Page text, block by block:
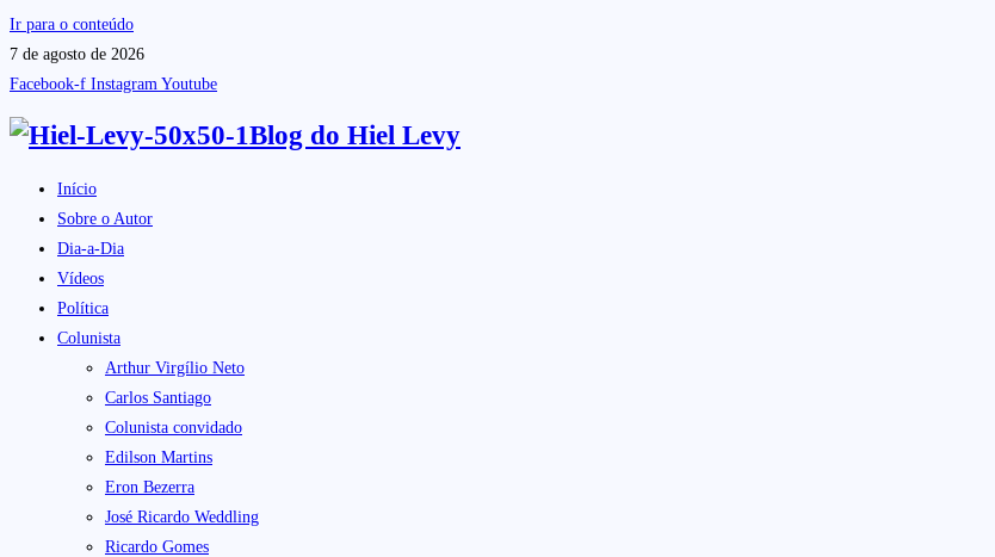
Ir para o conteúdo
7 de agosto de 2026
Facebook-f Instagram Youtube
Blog do Hiel Levy
Início
Sobre o Autor
Dia-a-Dia
Vídeos
Política
Colunista
Arthur Virgílio Neto
Carlos Santiago
Colunista convidado
Edilson Martins
Eron Bezerra
José Ricardo Weddling
Ricardo Gomes